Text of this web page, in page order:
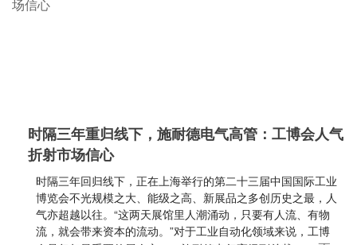
时隔三年重归线下，施耐德电气高管：工博会人气
折射市场信心
时隔三年回归线下，正在上海举行的第二十三届中国国际工业
博览会不光规模之大、能级之高、新展品之多创历史之最，人
气亦超越以往。“这两天展馆里人潮涌动，只要有人流、有物
流，就会带来资本的流动。”对于工业自动化领域来说，工博